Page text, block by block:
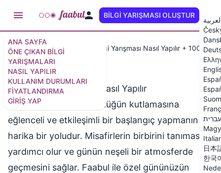
ANA SAYFA
ÖNE ÇIKAN BILGI
YARIŞMALARI
NASIL YAPILIR
KULLANIM DURUMLARI
FIYATLANDIRMA
GIRIŞ YAP
BILGI YARIŞMASI OLUŞTUR
עברית
日本
한국
Kullanım Alanları Düğün Bilgi Yarışması Nasıl Yapılır + 100
Düğün Bilgi Yarışması Nasıl Yapılır
Düğün bilgi yarışması, düğün kutlamasına
eğlenceli ve etkileşimli bir başlangıç yapmanın
harika bir yoludur. Misafirlerin birbirini tanımasına
yardımcı olur ve günün neşeli bir atmosferde
geçmesini sağlar. Faabul ile özel gününüzün